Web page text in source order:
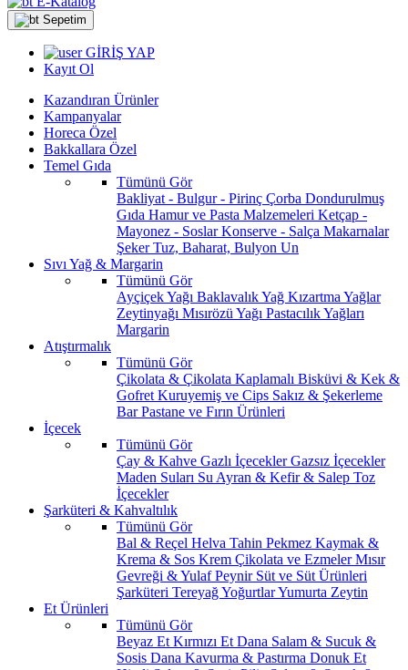
Sepetim
GİRİŞ YAP
Kayıt Ol
Kazandıran Ürünler
Kampanyalar
Horeca Özel
Bakkallara Özel
Temel Gıda
Tümünü Gör
Bakliyat - Bulgur - Pirinç Çorba Dondurulmuş
Gıda Hamur ve Pasta Malzemeleri Ketçap -
Mayonez - SoslarKonserve - Salça Makarnalar
ŞekerTuz, Baharat, Bulyon Un
Sıvı Yağ & Margarin
Tümünü Gör
Ayçiçek Yağı Baklavalık Yağ Kızartma Yağlar
Zeytinyağı Mısırözü Yağı Pastacılık Yağları
Margarin
Atıştırmalık
Tümünü Gör
Çikolata & Çikolata Kaplamalı Bisküvi & Kek &
Gofret Kuruyemiş ve Cips Sakız & Şekerleme
BarPastane ve Fırın Ürünleri
İçecek
Tümünü Gör
Çay & Kahve Gazlı İçeceklerGazsız İçecekler
Maden Suları Su Ayran & Kefir & Salep Toz
İçecekler
Şarküteri & Kahvaltılık
Tümünü Gör
Bal & Reçel Helva Tahin Pekmez Kaymak &
Krema & Sos Krem Çikolata ve EzmelerMısır
Gevreği & YulafPeynir Süt ve Süt Ürünleri
Şarküteri TereyağYoğurtlarYumurta Zeytin
Et Ürünleri
Tümünü Gör
Beyaz Et Kırmızı Et Dana Salam & Sucuk &
Sosis Dana Kavurma & Pastırma Donuk Et